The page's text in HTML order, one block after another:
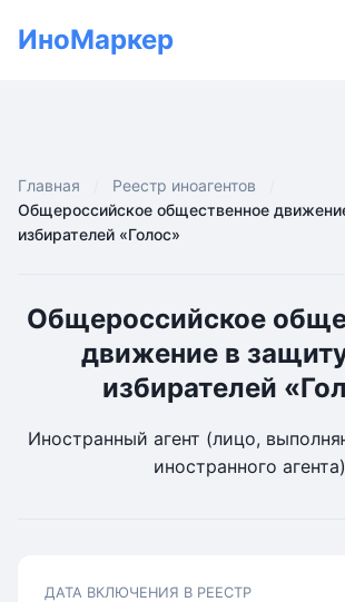
ИноМаркер
Главная
Реестр иноагентов
Общероссийское общественное
избирателей «Голос»
Общероссийское
движение в
избирателей
Иностранный агент (лицо,
иностранного агента)
ДАТА ВКЛЮЧЕНИЯ В РЕЕСТР